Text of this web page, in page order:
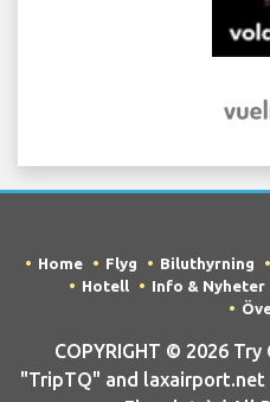
Home Flyg Biluthyrning
Hotell
Info & Nyheter
COPYRIGHT © 2026
"TripTQ" and laxairport.net